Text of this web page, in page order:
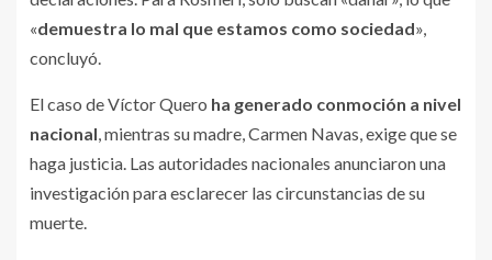
«demuestra lo mal que estamos como sociedad»,
concluyó.
El caso de Víctor Quero ha generado conmoción a nivel
nacional, mientras su madre, Carmen Navas, exige que se
haga justicia. Las autoridades nacionales anunciaron una
investigación para esclarecer las circunstancias de su
muerte.